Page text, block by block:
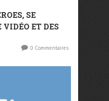
SE
ET DES
0 Commentaires